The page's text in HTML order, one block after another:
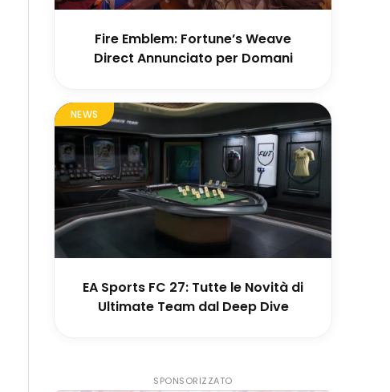
Fire Emblem: Fortune’s Weave
Direct Annunciato per Domani
NEWS
EA Sports FC 27: Tutte le Novità di
Ultimate Team dal Deep Dive
SPONSORIZZATO